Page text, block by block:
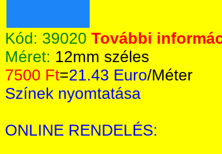
Kód: 39020 További
Méret: 12mm széles
7500 Ft=21.43 Euro/Méter
Színek nyomtatása
ONLINE RENDELÉS: